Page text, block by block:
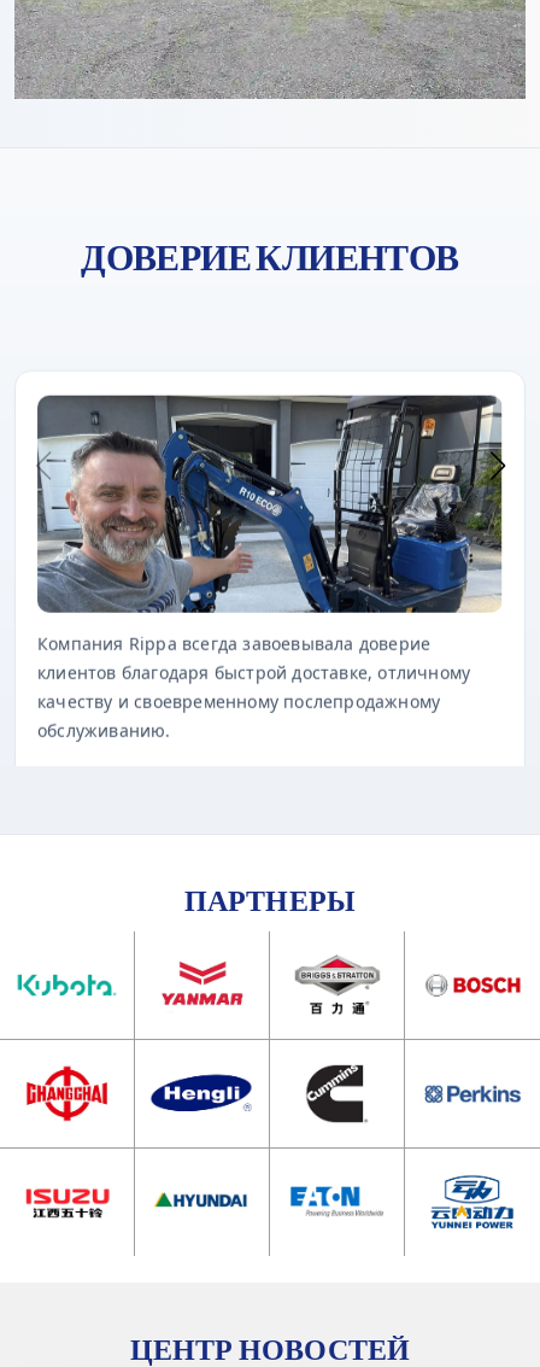
ДОВЕРИЕ КЛИЕНТОВ
Компания Rippa всегда завоевывала доверие
клиентов благодаря быстрой доставке, отличному
качеству и своевременному послепродажному
обслуживанию.
ПАРТНЕРЫ
ЦЕНТР НОВОСТЕЙ